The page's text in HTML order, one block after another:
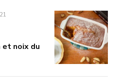
et noix du